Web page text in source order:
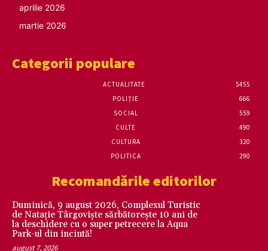
aprilie 2026
martie 2026
Categorii populare
ACTUALITATE
5455
POLIȚIE
666
SOCIAL
559
CULTE
490
CULTURA
320
POLITICA
290
Recomandările editorilor
Duminică, 9 august 2026, Complexul Turistic
de Natație Târgoviște sărbătorește 10 ani de
la deschidere cu o super petrecere la Aqua
Park-ul din incintă!
august 7, 2026